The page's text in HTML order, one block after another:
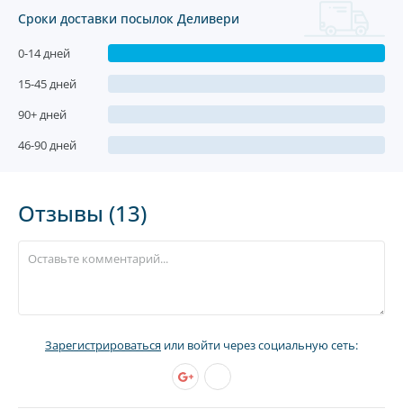
Сроки доставки посылок Деливери
0-14 дней
15-45 дней
90+ дней
46-90 дней
Отзывы (13)
Зарегистрироваться или войти через социальную сеть: